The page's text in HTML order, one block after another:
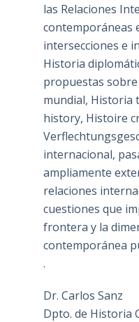
las Relaciones
contemporáneas
intersecciones e
Historia
propuestas
mundial, Historia
history, Histoire
internacional,
ampliamente
relaciones
cuestiones que
frontera y la
contemporánea
.
Dr. Carlos Sanz
Dpto. de Historia